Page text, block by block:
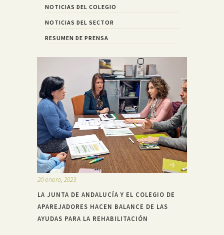
NOTICIAS DEL COLEGIO
NOTICIAS DEL SECTOR
RESUMEN DE PRENSA
20 enero, 2023
LA JUNTA DE ANDALUCÍA Y EL COLEGIO DE
APAREJADORES HACEN BALANCE DE LAS
AYUDAS PARA LA REHABILITACIÓN